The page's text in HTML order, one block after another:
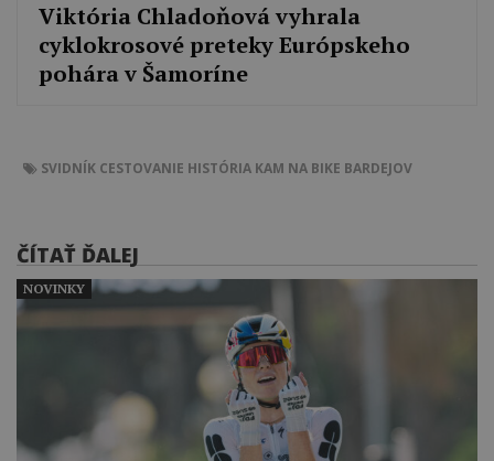
Viktória Chladoňová vyhrala
cyklokrosové preteky Európskeho
pohára v Šamoríne
SVIDNÍK CESTOVANIE HISTÓRIA KAM NA BIKE BARDEJOV
ČÍTAŤ ĎALEJ
NOVINKY